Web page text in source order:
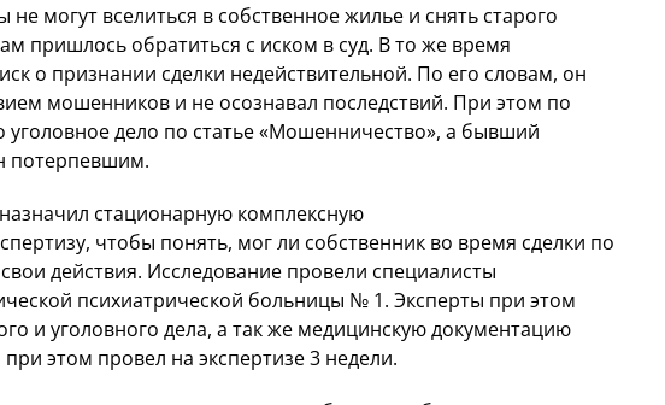
могут вселиться в собственное жилье и снять старого
пришлось обратиться с иском в суд. В то же время
о признании сделки недействительной. По его словам, он
мошенников и не осознавал последствий. При этом по
дело по статье «Мошенничество», а бывший
потерпевшим.
стационарную комплексную
чтобы понять, мог ли собственник во время сделки по
действия. Исследование провели специалисты
психиатрической больницы № 1. Эксперты при этом
и уголовного дела, а так же медицинскую документацию
этом провел на экспертизе 3 недели.